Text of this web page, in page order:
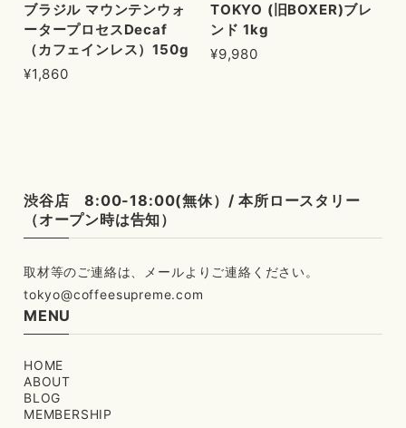
ブラジル マウンテンウォ
ータープロセスDecaf
（カフェインレス）150g
¥1,860
TOKYO (旧BOXER)ブレ
ンド 1kg
¥9,980
渋谷店 8:00-18:00(無休）/ 本所ロースタリー
（オープン時は告知）
tokyo@coffeesupreme.com
MENU
HOME
ABOUT
BLOG
MEMBERSHIP